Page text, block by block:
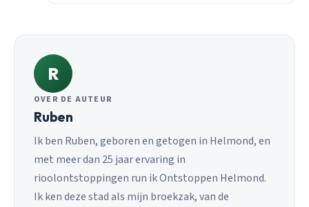
R
OVER DE AUTEUR
Ruben
Ik ben Ruben, geboren en getogen in Helmond, en
met meer dan 25 jaar ervaring in
rioolontstoppingen run ik Ontstoppen Helmond.
Ik ken deze stad als mijn broekzak, van de